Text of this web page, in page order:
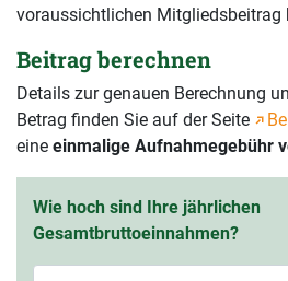
voraussichtlichen Mitgliedsbeitrag
Beitrag berechnen
Details zur genauen Berechnung
Betrag finden Sie auf der Seite
eine einmalige Aufnahmegebühr
Wie hoch sind Ihre jährlichen
Gesamtbruttoeinnahmen?